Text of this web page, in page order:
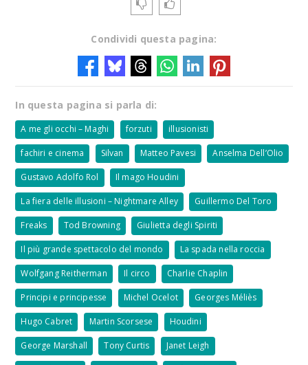
Condividi questa pagina:
In questa pagina si parla di:
A me gli occhi – Maghi forzuti illusionisti
fachiri e cinema Silvan Matteo Pavesi Anselma Dell’Olio
Gustavo Adolfo Rol Il mago Houdini
La fiera delle illusioni – Nightmare Alley Guillermo Del Toro
Freaks Tod Browning Giulietta degli Spiriti
Il più grande spettacolo del mondo La spada nella roccia
Wolfgang Reitherman Il circo Charlie Chaplin
Principi e principesse Michel Ocelot Georges Méliès
Hugo Cabret Martin Scorsese Houdini
George Marshall Tony Curtis Janet Leigh